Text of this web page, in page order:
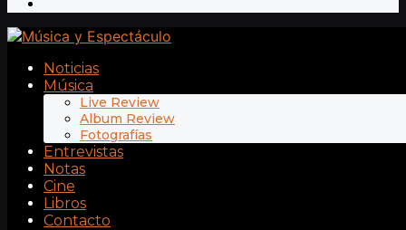
Noticias
Música
Live Review
Album Review
Fotografías
Entrevistas
Notas
Cine
Libros
Contacto